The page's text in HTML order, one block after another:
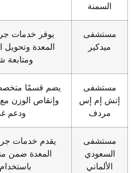
السمنة
مستشفى
ميدكير
يوفر خدمات
المعدة
ومتابعة
مستشفى
إتش إم إس
مردف
يضم قسمًا
وإنقاص الوزن
ودعم
مستشفى
السعودي
الألماني
يقدم خدمات
المعدة ضمن